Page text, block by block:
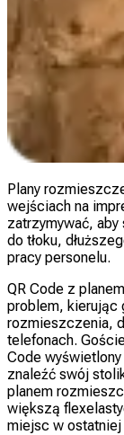
Plany
wejściach na
zatrzymywać,
do tłoku,
pracy personelu.
QR Code z
problem, kierując
rozmieszczenia,
telefonach.
Code
znaleźć swój
planem
większą
miejsc w